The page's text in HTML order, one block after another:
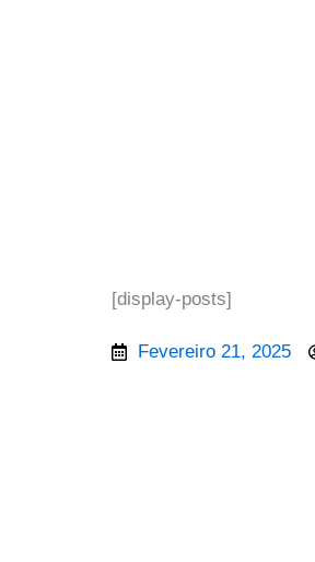
[display-posts]
Fevereiro 21, 2025